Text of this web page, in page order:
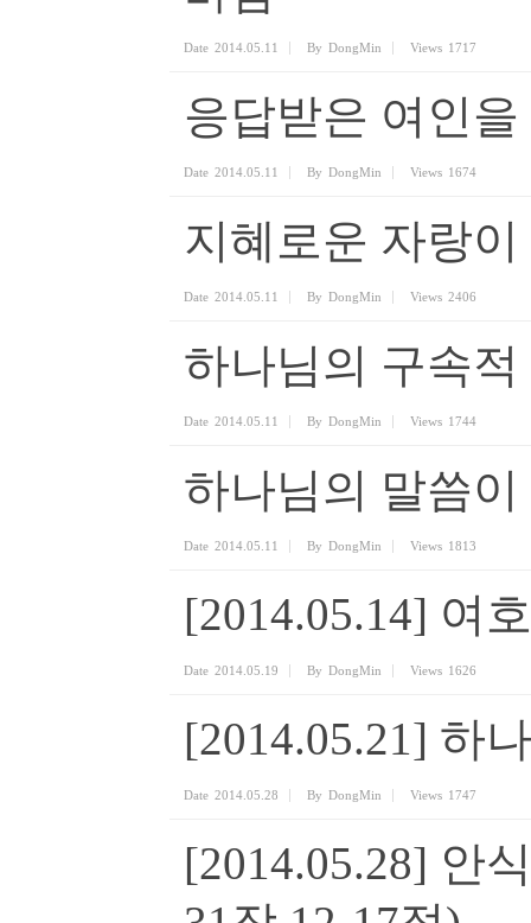
Date 2014.05.11 By DongMin Views 1717
응답받은 여인
Date 2014.05.11 By DongMin Views 1674
지혜로운 자랑
Date 2014.05.11 By DongMin Views 2406
하나님의 구속
Date 2014.05.11 By DongMin Views 1744
하나님의 말씀
Date 2014.05.11 By DongMin Views 1813
[2014.05.14] 여
Date 2014.05.19 By DongMin Views 1626
[2014.05.21] 하
Date 2014.05.28 By DongMin Views 1747
[2014.05.28] 안